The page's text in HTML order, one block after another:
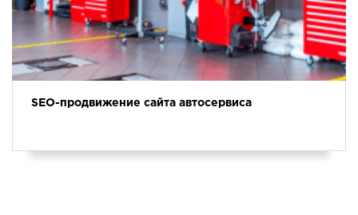
SEO-продвижение сайта автосервиса